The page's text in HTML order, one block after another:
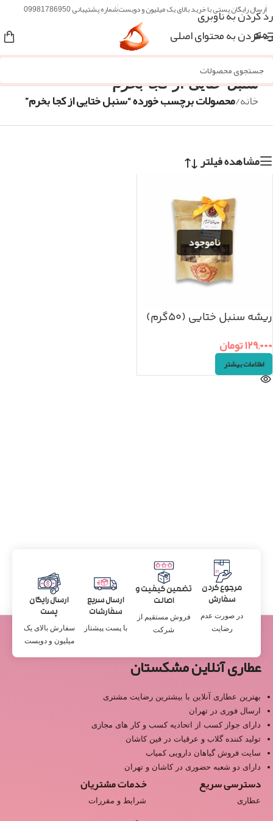
رد کردن به ناوبری
رد کردن به محتوای اصلی
ارسال رایگان پستی با خرید بالای یک میلیون و دویستشماره پشتیبانی 09981786950
منو
سنبل ختایی از کجا بخرم
خانه/محصولات برچسب خورده “سنبل ختایی از کجا بخرم”
مشاهده فیلتر
ریشه سنبل ختایی (۵۰گرم)
۱۲۹,۰۰۰تومان
اطلاعات بیشتر
مرجوع کردن
سفارش
در صورت عدم
رضایت
تضمین کیفیت و
اصالت
فروش مستقیم از
شرکت
ارسال سریع
سفارشات
با پست پیشتاز
ارسال رایگان
پست
سفارش بالای یک
میلیون و دویست
عطاری آنلاین مشکستان
بهترین عطاری آنلاین با بیشترین رضایت مشتری
ارسال فوری در تهران
دارای جواز کسب از اتحادیه کسب و کار های مجازی
تولید کننده گلاب و عرقیات در فین کاشان
سایت فروش گیاهان دارویی کمیاب
دارای دو شعبه حضوری در کاشان و تهران
دسترسی سریع
عطاری
خدمات مشتریان
شرایط و مقررات